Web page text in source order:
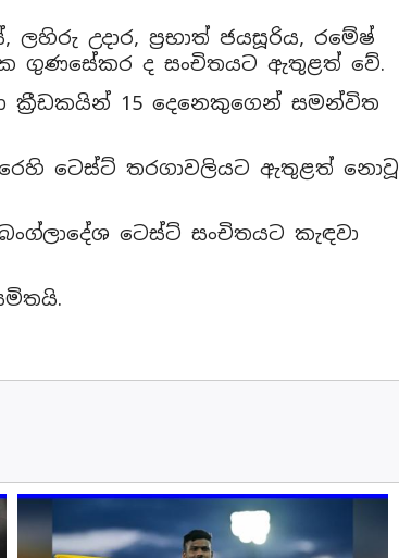
උදාර, ප්‍රභාත් ජයසූරිය, රමේෂ්
ගුණසේකර ද සංචිතයට ඇතුළත් වේ.
ක්‍රීඩකයින් 15 දෙනෙකුගෙන් සමන්විත
ටෙස්ට් තරගාවලියට ඇතුළත් නොවූ
ටෙස්ට් සංචිතයට කැඳවා